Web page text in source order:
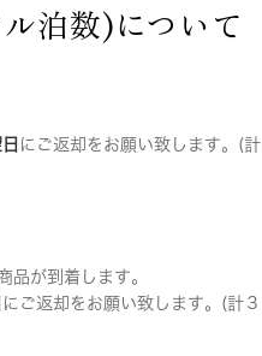
泊数)について
にご返却をお願い致します。(計
品が到着します。
にご返却をお願い致します。(計３